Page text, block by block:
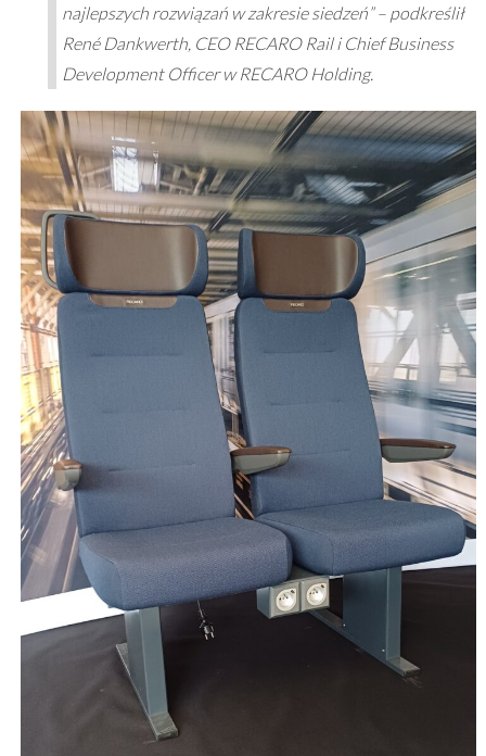
najlepszych rozwiązań w zakresie siedzeń”– podkreślił
René Dankwerth, CEO RECARO Rail i Chief Business
Development Officer w RECARO Holding.